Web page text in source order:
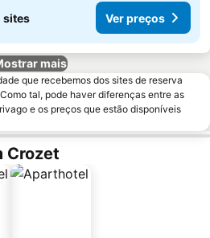
sites Ver preços
mais
que recebemos dos sites de reserva
tal, pode haver diferenças entre as
e os preços que estão disponíveis
Crozet